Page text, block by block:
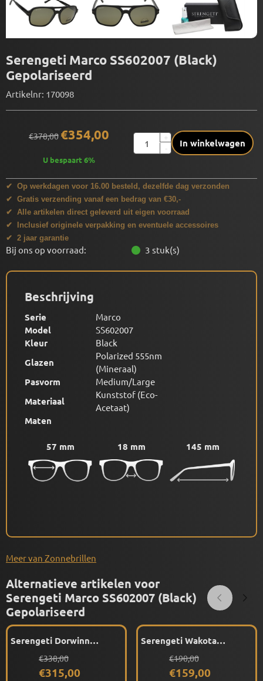
Serengeti Marco SS602007 (Black)
Gepolariseerd
Artikelnr: 170098
€378,00 €354,00
U bespaart6%
Aantal
+
-
In winkelwagen
✔ Op werkdagen voor 16.00 besteld, dezelfde dag verzonden
✔ Gratis verzending vanaf een bedrag van €30,-
✔ Alle artikelen direct geleverd uit eigen voorraad
✔ Inclusief originele verpakking en eventuele accessoires
✔ 2 jaar garantie
Bij ons op voorraad: 3 stuk(s)
Beschrijving
Serie Marco
Model SS602007
Kleur Black
Glazen
Polarized 555nm
(Mineraal)
Pasvorm Medium/Large
Materiaal
Kunststof (Eco-
Acetaat)
Maten
57 mm 18 mm 145 mm
Meer van Zonnebrillen
Alternatieve artikelen voor
Serengeti Marco SS602007 (Black)
Gepolariseerd
Serengeti Dorwinn
Gold) Gepolariseerd
Van 338,00 voor 315,00
€338,00
€315,00
Serengeti Wakota
Burgundy) Gepolariseerd
Van 190,00 voor 159,00
€190,00
€159,00